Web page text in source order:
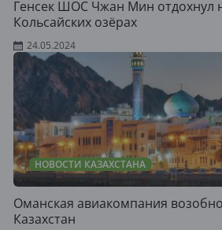
Генсек ШОС Чжан Мин отдохнул
Кольсайских озёрах
24.05.2024
НОВОСТИ КАЗАХСТАНА
Оманская авиакомпания
Казахстан